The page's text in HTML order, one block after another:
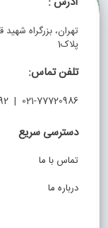
تهران، بزرگراه
پلاک1
تلفن تماس:
021-77720986 | 021-22454492
دسترسی سریع
تماس با ما
درباره ما